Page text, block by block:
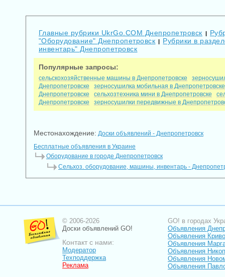
Главные рубрики UkrGo.COM Днепропетровск
"Оборудование" Днепропетровск
Рубрики в
инвентарь" Днепропетровск
Популярные запросы:
сельскохозяйственные машины в Днепропетровске
Днепропетровске
зерносушилка мобильная в Днепропетровске
Днепропетровске
сельхозтехника мини в Днепропетровске
Днепропетровске
зерносушилки передвижные в
Местонахождение: Доски объявлений - Днепропетровск
Бесплатные объявления в Украине
Оборудование в городе Днепропетровск
Сельхоз. оборудование, машины, инвентарь -
© 2006-2026
Доски объявлений GO!
Контакт с нами:
Модератор
Техподдержка
Реклама
GO! в городах
Объявления
Объявления
Объявления
Объявления
Объявления
Объявления